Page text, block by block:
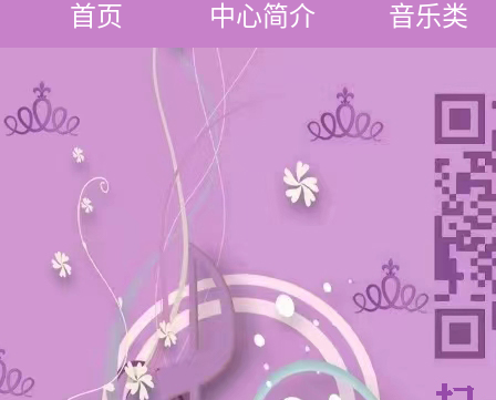
首页 中心简介 音乐类